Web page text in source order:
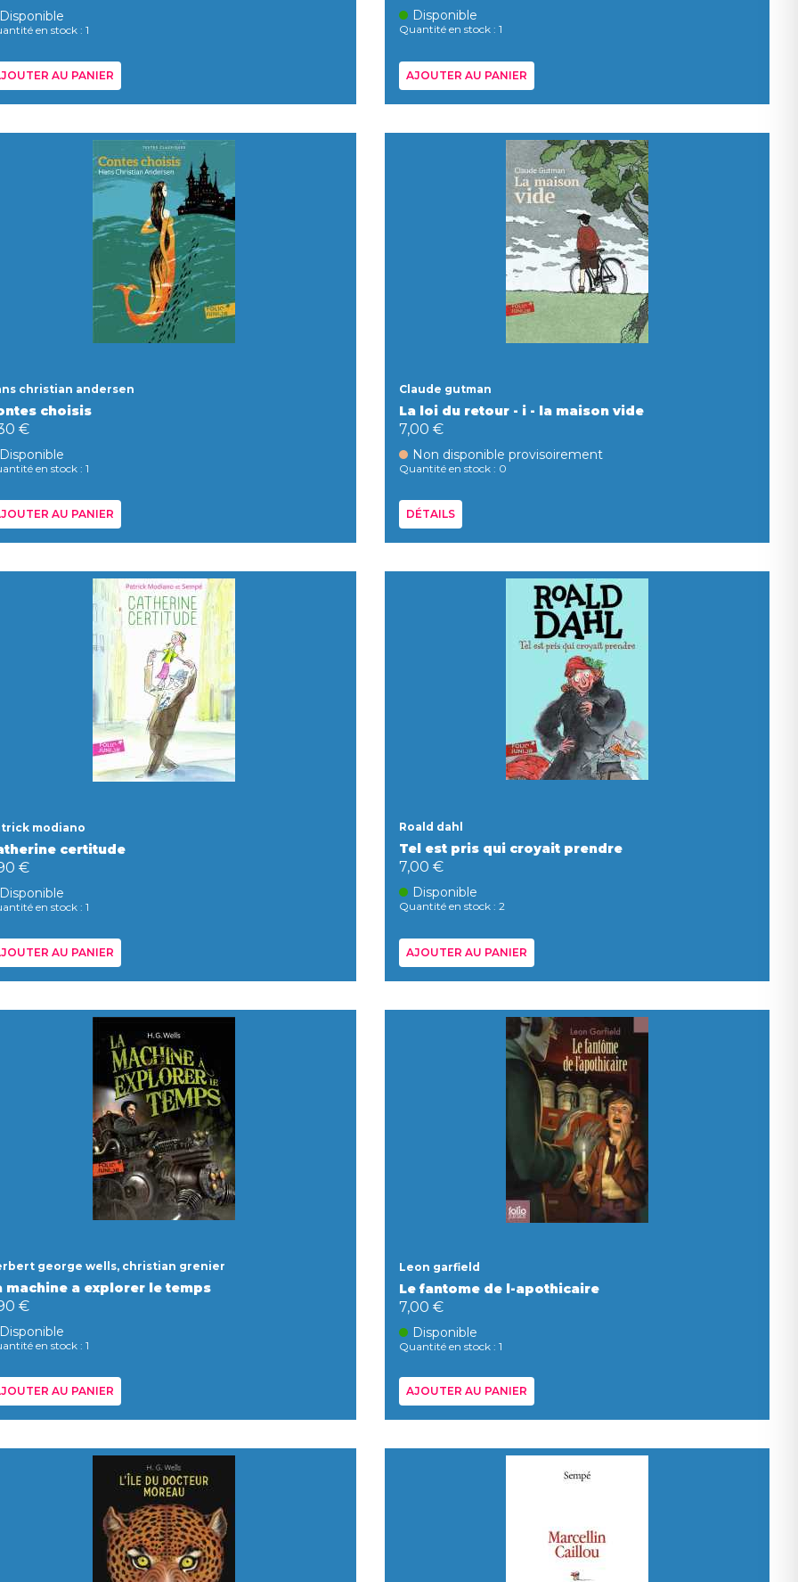
Disponible
en stock : 1
AU PANIER
Disponible
Quantité en stock : 1
AJOUTER AU PANIER
christian andersen
choisis
€
Disponible
en stock : 1
AU PANIER
Claude gutman
La loi du retour - i - la maison vide
7,00 €
Non disponible provisoirement
Quantité en stock : 0
DÉTAILS
modiano
certitude
€
Disponible
en stock : 1
AU PANIER
Roald dahl
Tel est pris qui croyait prendre
7,00 €
Disponible
Quantité en stock : 2
AJOUTER AU PANIER
george wells, christian grenier
machine a explorer le temps
€
Disponible
en stock : 1
AU PANIER
Leon garfield
Le fantome de l-apothicaire
7,00 €
Disponible
Quantité en stock : 1
AJOUTER AU PANIER